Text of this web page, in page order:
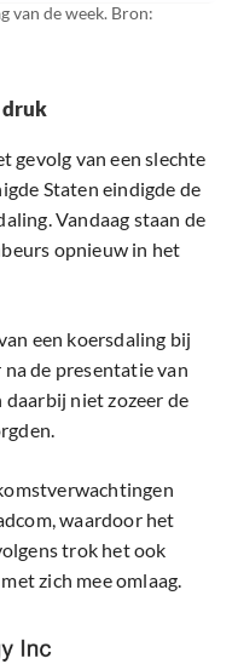
van de week. Bron:
druk
gevolg van een slechte
Staten eindigde de
Vandaag staan de
opnieuw in het
een koersdaling bij
de presentatie van
niet zozeer de
waardoor het
trok het ook
zich mee omlaag.